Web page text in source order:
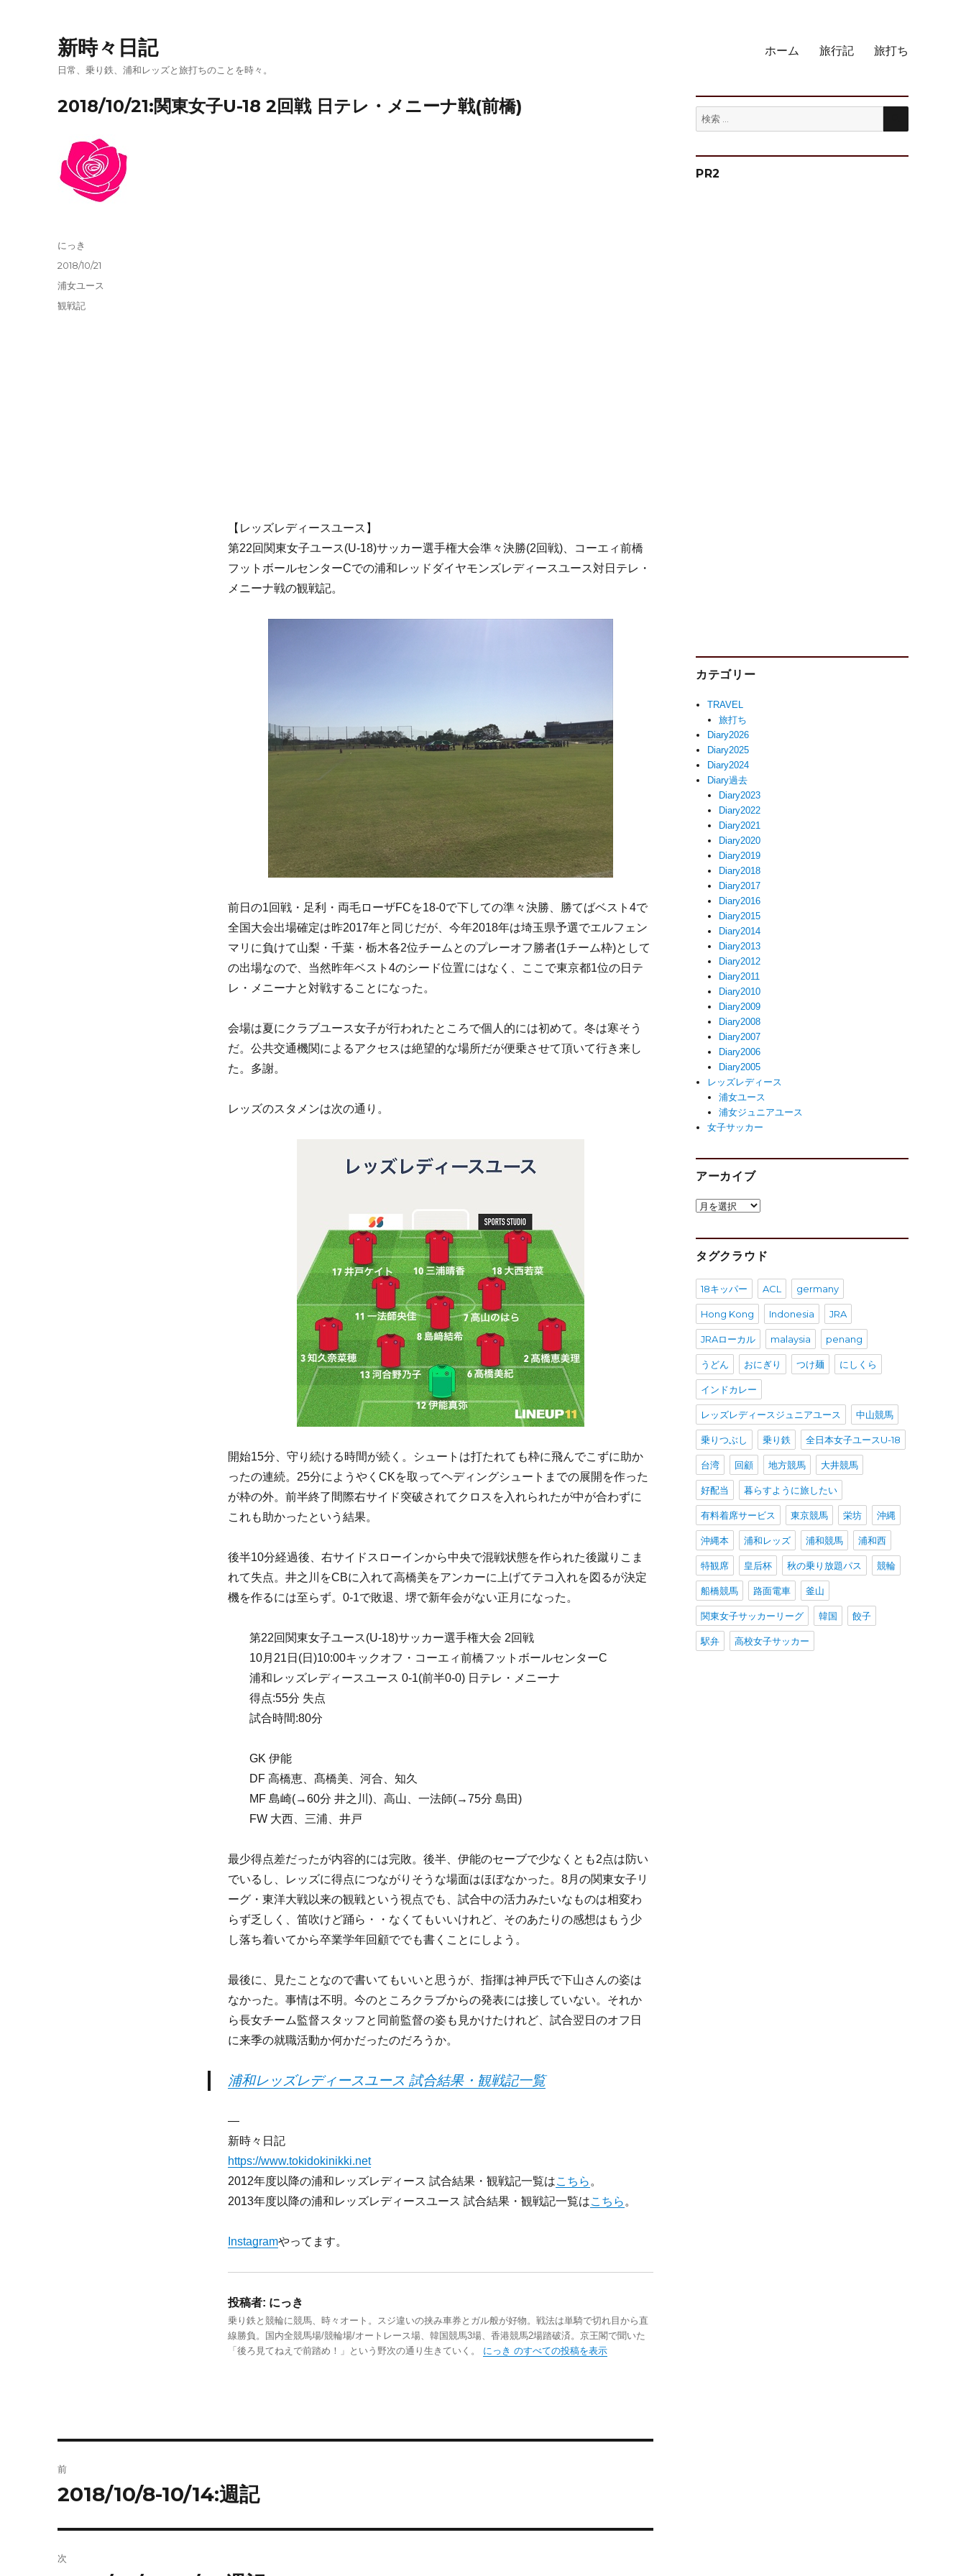
新時々日記
日常、乗り鉄、浦和レッズと旅打ちのことを時々。
ホーム 旅行記 旅打ち
2018/10/21:関東女子U-18 2回戦 日テレ・メニーナ戦(前橋)
【レッズレディースユース】
第22回関東女子ユース(U-18)サッカー選手権大会準々決勝(2回戦)、コーエィ前橋
フットボールセンターCでの浦和レッドダイヤモンズレディースユース対日テレ・
メニーナ戦の観戦記。
前日の1回戦・足利・両毛ローザFCを18-0で下しての準々決勝、勝てばベスト4で
全国大会出場確定は昨2017年と同じだが、今年2018年は埼玉県予選でエルフェン
マリに負けて山梨・千葉・栃木各2位チームとのプレーオフ勝者(1チーム枠)として
の出場なので、当然昨年ベスト4のシード位置にはなく、ここで東京都1位の日テ
レ・メニーナと対戦することになった。
会場は夏にクラブユース女子が行われたところで個人的には初めて。冬は寒そう
だ。公共交通機関によるアクセスは絶望的な場所だが便乗させて頂いて行き来し
た。多謝。
レッズのスタメンは次の通り。
開始15分、守り続ける時間が続く。シュートは打たれても枠に飛んでこずに助か
ったの連続。25分にようやくCKを取ってヘディングシュートまでの展開を作った
が枠の外。前半終了間際右サイド突破されてクロスを入れられたが中が合わずに
これも助かったという結果。
後半10分経過後、右サイドスローインから中央で混戦状態を作られた後蹴りこま
れて失点。井之川をCBに入れて高橋美をアンカーに上げてテコ入れを図るが決定
機を作るには至らず。0-1で敗退、堺で新年会がない正月になった。
第22回関東女子ユース(U-18)サッカー選手権大会 2回戦
10月21日(日)10:00キックオフ・コーエィ前橋フットボールセンターC
浦和レッズレディースユース 0-1(前半0-0) 日テレ・メニーナ
得点:55分 失点
試合時間:80分
GK 伊能
DF 高橋恵、髙橋美、河合、知久
MF 島崎(→60分 井之川)、高山、一法師(→75分 島田)
FW 大西、三浦、井戸
最少得点差だったが内容的には完敗。後半、伊能のセーブで少なくとも2点は防い
でいるし、レッズに得点につながりそうな場面はほぼなかった。8月の関東女子リ
ーグ・東洋大戦以来の観戦という視点でも、試合中の活力みたいなものは相変わ
らず乏しく、笛吹けど踊ら・・なくてもいいけれど、そのあたりの感想はもう少
し落ち着いてから卒業学年回顧ででも書くことにしよう。
最後に、見たことなので書いてもいいと思うが、指揮は神戸氏で下山さんの姿は
なかった。事情は不明。今のところクラブからの発表には接していない。それか
ら長女チーム監督スタッフと同前監督の姿も見かけたけれど、試合翌日のオフ日
に来季の就職活動か何かだったのだろうか。
浦和レッズレディースユース 試合結果・観戦記一覧
—
新時々日記
https://www.tokidokinikki.net
2012年度以降の浦和レッズレディース 試合結果・観戦記一覧はこちら 。
2013年度以降の浦和レッズレディースユース 試合結果・観戦記一覧はこちら 。
Instagramやってます。
投稿者: にっき
乗り鉄と競輪に競馬、時々オート。スジ違いの挟み車券とガル般が好物。戦法は単騎で切れ目から直
線勝負。国内全競馬場/競輪場/オートレース場、韓国競馬3場、香港競馬2場踏破済。京王閣で聞いた
「後ろ見てねえで前踏め！」という野次の通り生きていく。 にっき のすべての投稿を表示
投
にっき
投
稿
2018/10/21
カ
テ
浦女ユース
タ
観戦記
稿
前
前
投
稿:
2018/10/8-10/14:週記
次
検
索:
検
PR2
カテゴリー
TRAVEL
旅打ち
Diary2026
Diary2025
Diary2024
Diary過去
Diary2023
Diary2022
Diary2021
Diary2020
Diary2019
Diary2018
Diary2017
Diary2016
Diary2015
Diary2014
Diary2013
Diary2012
Diary2011
Diary2010
Diary2009
Diary2008
Diary2007
Diary2006
Diary2005
レッズレディース
浦女ユース
浦女ジュニアユース
女子サッカー
アーカイブ
ア
カ
イ
タグクラウド
18キッパー ACL germany
Hong Kong Indonesia JRA
JRAローカル malaysia penang
うどん おにぎり つけ麺 にしくら
インドカレー
レッズレディースジュニアユース 中山競馬
乗りつぶし 乗り鉄 全日本女子ユースU-18
台湾 回顧 地方競馬 大井競馬
好配当 暮らすように旅したい
有料着席サービス 東京競馬 栄坊 沖縄
沖縄本 浦和レッズ 浦和競馬 浦和西
特観席 皇后杯 秋の乗り放題パス 競輪
船橋競馬 路面電車 釜山
関東女子サッカーリーグ 韓国 餃子
駅弁 高校女子サッカー